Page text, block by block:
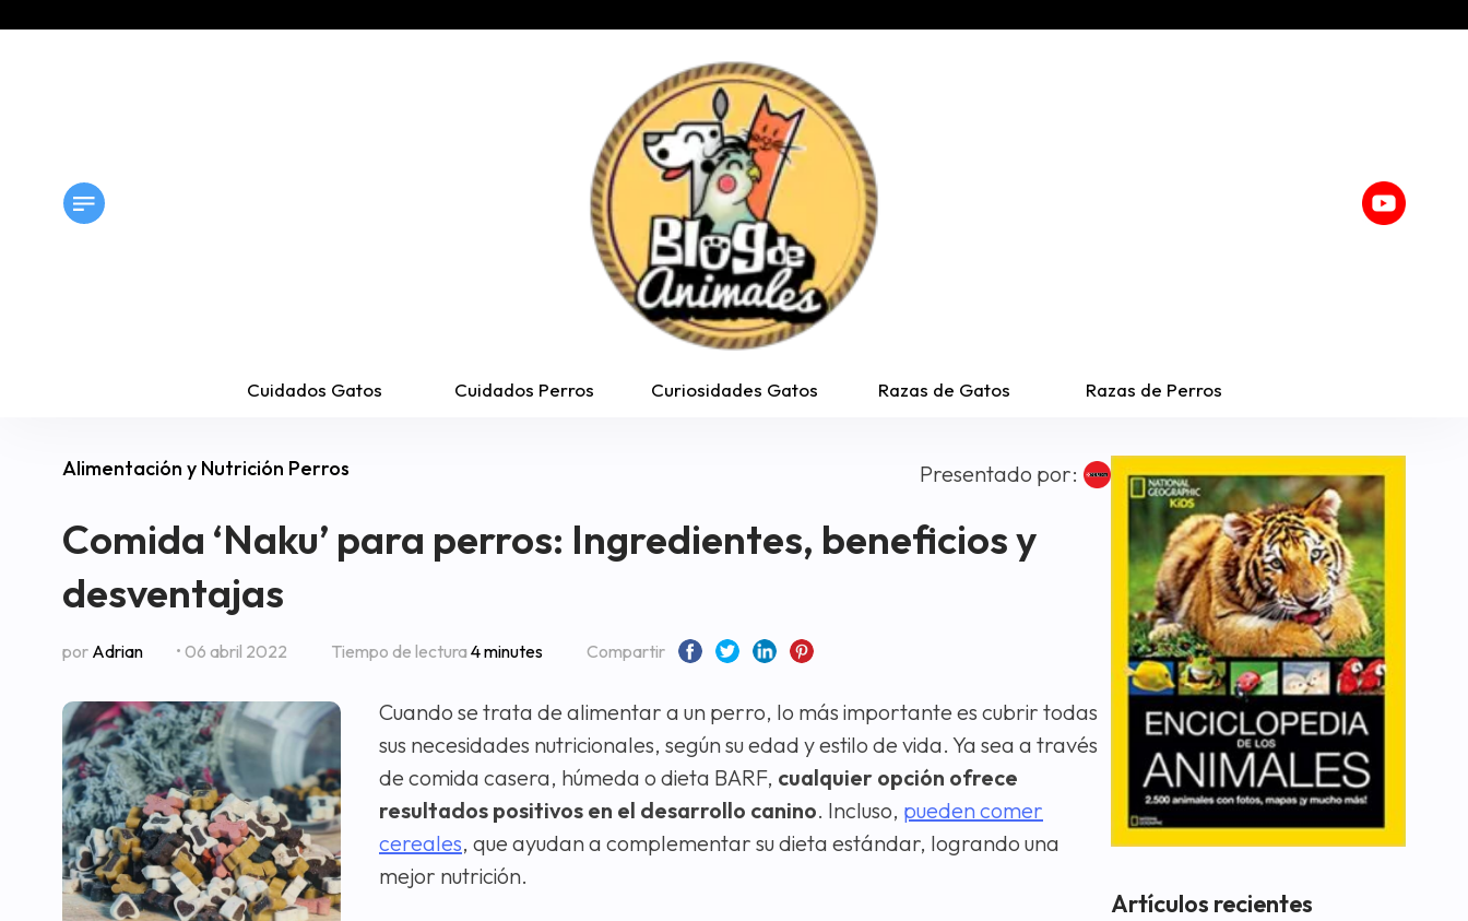
Cuidados Gatos Cuidados Perros Curiosidades Gatos Razas de Gatos Razas de Perros
Alimentación y Nutrición Perros Presentado por:
Comida ‘Naku’ para perros: Ingredientes, beneficios y
desventajas
por Adrian • 06 abril 2022 Tiempo de lectura4 minutes Compartir
Cuando se trata de alimentar a un perro, lo más importante es cubrir todas
sus necesidades nutricionales, según su edad y estilo de vida. Ya sea a través
de comida casera, húmeda o dieta BARF, cualquier opción ofrece
resultados positivos en el desarrollo canino. Incluso, pueden comer
cereales, que ayudan a complementar su dieta estándar, logrando una
mejor nutrición.
Artículos recientes